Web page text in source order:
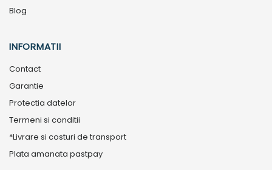
Blog
INFORMATII
Contact
Garantie
Protectia datelor
Termeni si conditii
*Livrare si costuri de transport
Plata amanata pastpay